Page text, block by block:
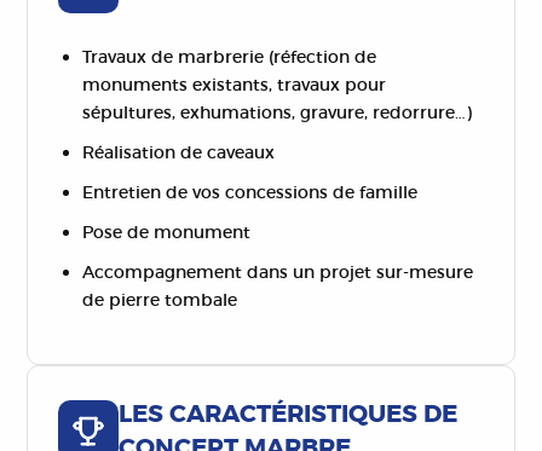
Travaux de marbrerie (réfection de
monuments existants, travaux pour
sépultures, exhumations, gravure, redorrure…)
Réalisation de caveaux
Entretien de vos concessions de famille
Pose de monument
Accompagnement dans un projet sur-mesure
de pierre tombale
LES CARACTÉRISTIQUES DE